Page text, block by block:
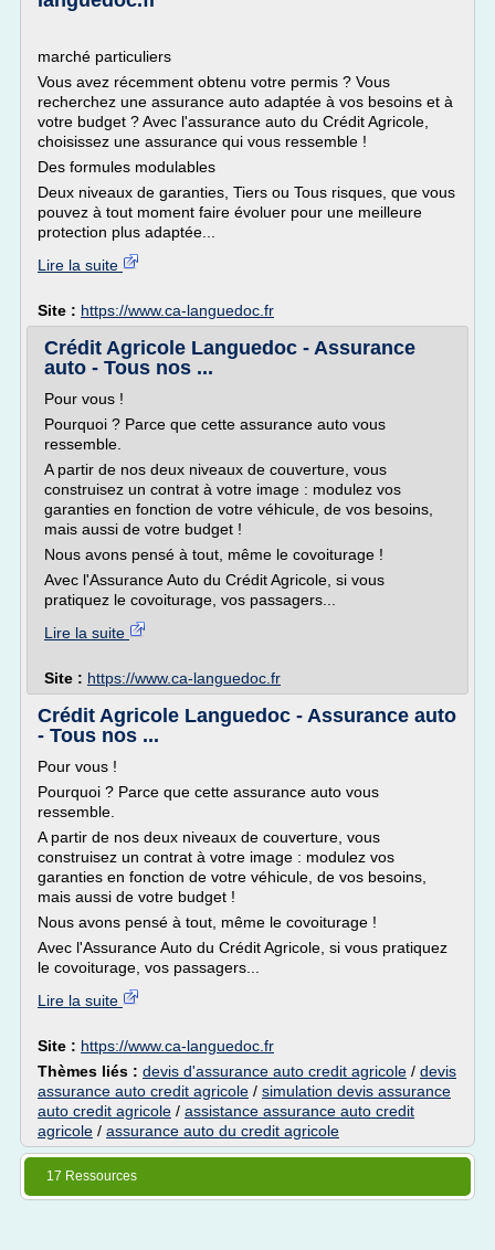
marché particuliers
Vous avez récemment obtenu votre permis ? Vous
recherchez une assurance auto adaptée à vos besoins et à
votre budget ? Avec l'assurance auto du Crédit Agricole,
choisissez une assurance qui vous ressemble !
Des formules modulables
Deux niveaux de garanties, Tiers ou Tous risques, que vous
pouvez à tout moment faire évoluer pour une meilleure
protection plus adaptée...
Lire la suite
Site : https://www.ca-languedoc.fr
Crédit Agricole Languedoc - Assurance
auto - Tous nos ...
Pour vous !
Pourquoi ? Parce que cette assurance auto vous
ressemble.
A partir de nos deux niveaux de couverture, vous
construisez un contrat à votre image : modulez vos
garanties en fonction de votre véhicule, de vos besoins,
mais aussi de votre budget !
Nous avons pensé à tout, même le covoiturage !
Avec l'Assurance Auto du Crédit Agricole, si vous
pratiquez le covoiturage, vos passagers...
Lire la suite
Site : https://www.ca-languedoc.fr
Crédit Agricole Languedoc - Assurance auto
- Tous nos ...
Pour vous !
Pourquoi ? Parce que cette assurance auto vous
ressemble.
A partir de nos deux niveaux de couverture, vous
construisez un contrat à votre image : modulez vos
garanties en fonction de votre véhicule, de vos besoins,
mais aussi de votre budget !
Nous avons pensé à tout, même le covoiturage !
Avec l'Assurance Auto du Crédit Agricole, si vous pratiquez
le covoiturage, vos passagers...
Lire la suite
Site : https://www.ca-languedoc.fr
Thèmes liés : devis d'assurance auto credit agricole / devis
assurance auto credit agricole / simulation devis assurance
auto credit agricole / assistance assurance auto credit
agricole / assurance auto du credit agricole
17 Ressources